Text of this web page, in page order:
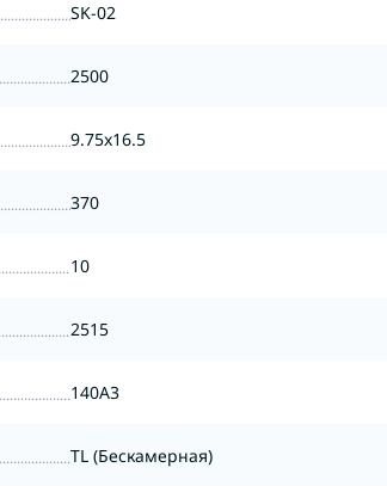
SK-02
2500
9.75x16.5
370
10
2515
140A3
TL (Бескамерная)